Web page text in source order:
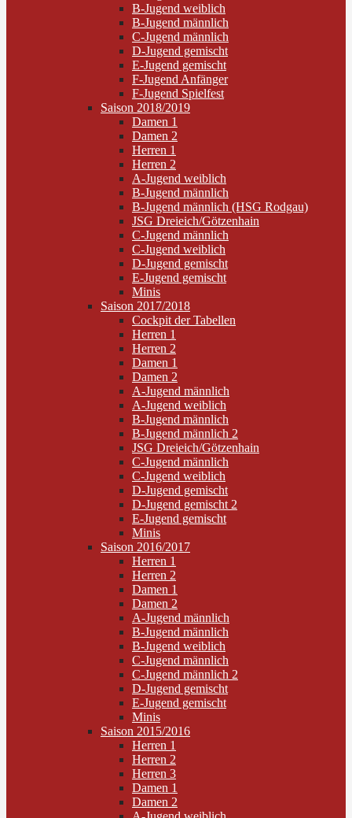
B-Jugend weiblich
B-Jugend männlich
C-Jugend männlich
D-Jugend gemischt
E-Jugend gemischt
F-Jugend Anfänger
F-Jugend Spielfest
Saison 2018/2019
Damen 1
Damen 2
Herren 1
Herren 2
A-Jugend weiblich
B-Jugend männlich
B-Jugend männlich (HSG Rodgau)
JSG Dreieich/Götzenhain
C-Jugend männlich
C-Jugend weiblich
D-Jugend gemischt
E-Jugend gemischt
Minis
Saison 2017/2018
Cockpit der Tabellen
Herren 1
Herren 2
Damen 1
Damen 2
A-Jugend männlich
A-Jugend weiblich
B-Jugend männlich
B-Jugend männlich 2
JSG Dreieich/Götzenhain
C-Jugend männlich
C-Jugend weiblich
D-Jugend gemischt
D-Jugend gemischt 2
E-Jugend gemischt
Minis
Saison 2016/2017
Herren 1
Herren 2
Damen 1
Damen 2
A-Jugend männlich
B-Jugend männlich
B-Jugend weiblich
C-Jugend männlich
C-Jugend männlich 2
D-Jugend gemischt
E-Jugend gemischt
Minis
Saison 2015/2016
Herren 1
Herren 2
Herren 3
Damen 1
Damen 2